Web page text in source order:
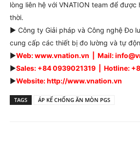
lòng liên hệ với VNATION team để
thời.
► Công ty Giải pháp và Công nghệ Đo
cung cấp các thiết bị đo lường và tự
►Web: www.vnation.vn | Mail:
►Sales: +84 0939021319 | Hotline:
►Website: http://www.vnation.vn
TAGS ÁP KẾ CHỐNG ĂN MÒN PGS